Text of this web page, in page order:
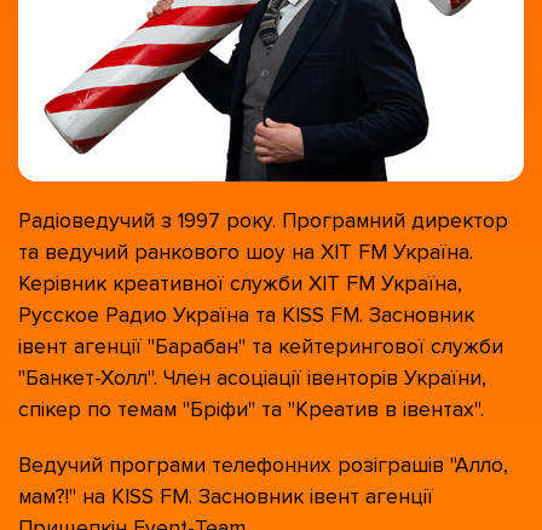
Радіоведучий з 1997 року. Програмний директор
та ведучий ранкового шоу на ХІТ FM Україна.
Керівник креативної служби ХІТ FM Україна,
Русское Радио Україна та KISS FM. Засновник
івент агенції "Барабан" та кейтерингової служби
"Банкет-Холл". Член асоціації івенторів України,
спікер по темам "Бріфи" та "Креатив в івентах".
Ведучий програми телефонних розіграшів "Алло,
мам?!" на KISS FM. Засновник івент агенції